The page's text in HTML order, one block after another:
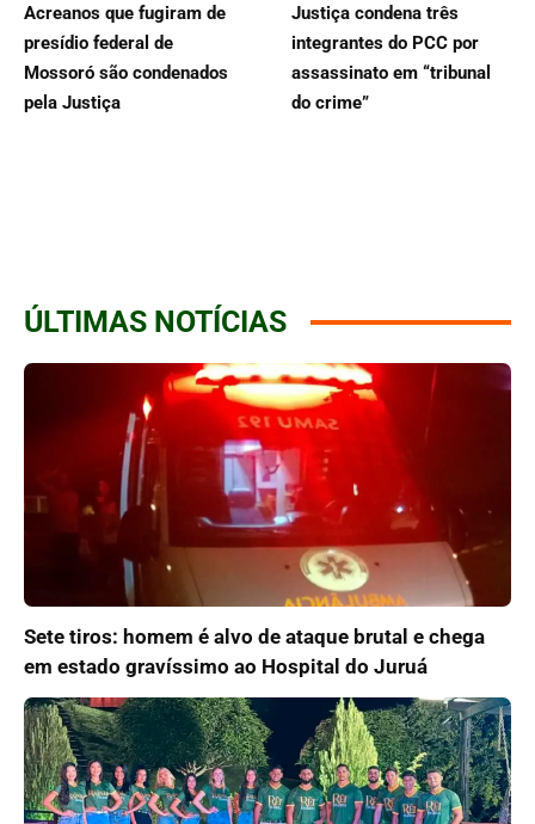
Acreanos que fugiram de
presídio federal de
Mossoró são condenados
pela Justiça
Justiça condena três
integrantes do PCC por
assassinato em “tribunal
do crime”
ÚLTIMAS NOTÍCIAS
Sete tiros: homem é alvo de ataque brutal e chega
em estado gravíssimo ao Hospital do Juruá